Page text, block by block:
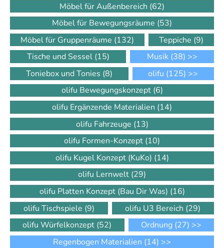
Möbel für Außenbereich (62)
Möbel für Bewegungsräume (53)
Möbel für Gruppenräume (132) Teppiche (9)
Tische und Sessel (15) Musik (38) >>
Toniebox und Tonies (8) olifu (125) >>
olifu Bewegungskonzept (6)
olifu Ergänzende Materialien (14)
olifu Fahrzeuge (13)
olifu Formen-Konzept (10)
olifu Kugel Konzept (KuKo) (14)
olifu Lernwelt (29)
olifu Platten Konzept (Bau Dir Was) (16)
olifu Tischspiele (9) olifu U3 Bereich (29)
olifu Würfelkonzept (52) Ordnung (27) >>
Regenbogen Materialien (14) >>